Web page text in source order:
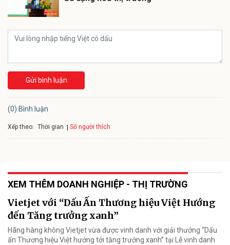
Gửi bình luận
(0) Bình luận
Xếp theo: Thời gian Số người thích
XEM THÊM DOANH NGHIỆP - THỊ TRƯỜNG
Vietjet với “Dấu Ấn Thương hiệu Việt Hướng
đến Tăng trưởng xanh”
Hãng hàng không Vietjet vừa được vinh danh với giải thưởng “Dấu
ấn Thương hiệu Việt hướng tới tăng trưởng xanh” tại Lễ vinh danh